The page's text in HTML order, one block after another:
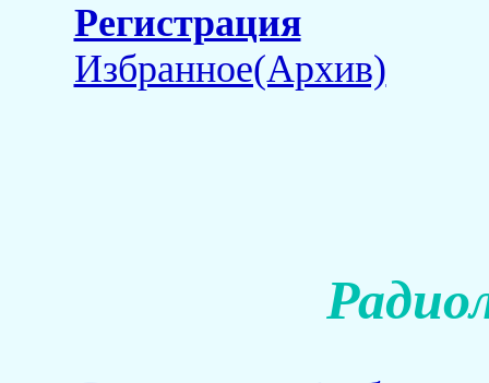
Регистрация
Избранное(Архив)